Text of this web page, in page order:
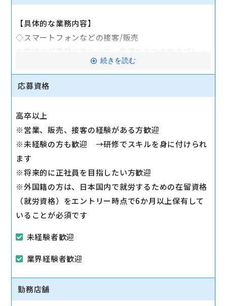
【具体的な業務内容】
◇スマートフォンなどの接客/販売
お客様のご要望にあわせて、最適なスマホやタブレッ
ト、料金プランなどをご提案します。
◇その他、各種商品・サービスのご案内
◇販売イベントの運営
◇売場管理/実績管理
売場のレイアウト変更など魅力的なお店作りをお願い
します。
続きを読む
応募資格
高卒以上
※営業、販売、接客の経験がある方歓迎
※未経験の方も歓迎 →研修でスキルを身に付けられ
ます
※将来的に正社員を目指したい方歓迎
※外国籍の方は、日本国内で就労するための在留資格
（就労資格）をエントリー時点で6か月以上保有して
いることが必須です
未経験者歓迎
業界経験者歓迎
勤務店舗